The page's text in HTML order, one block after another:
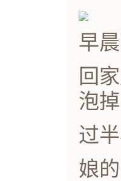
早
回
泡
过
娘